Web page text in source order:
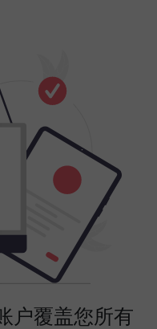
户覆盖您所有